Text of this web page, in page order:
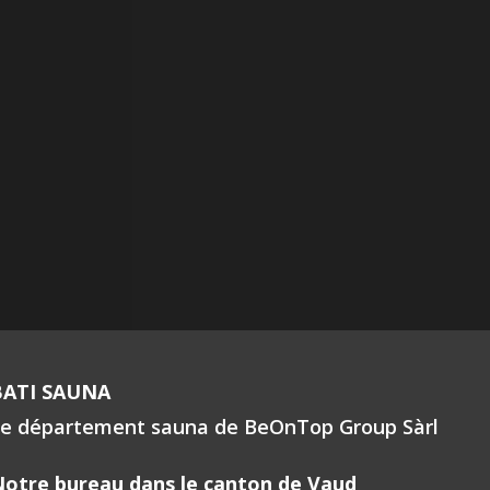
SAUNA
département sauna de BeOnTop Group Sàrl
bureau dans le canton de Vaud